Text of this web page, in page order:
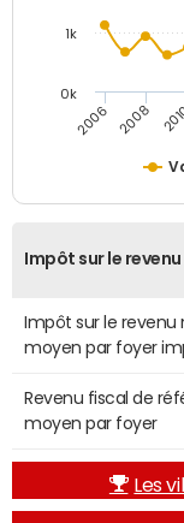
2006 2008
0k
1k
Impôt sur le
Impôt sur le revenu
moyen par foyer
Revenu fiscal de
moyen par foyer
Les